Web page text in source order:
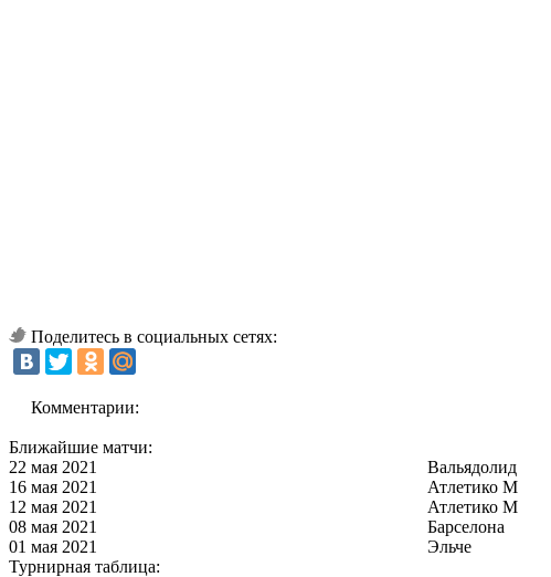
Поделитесь в социальных сетях:
Комментарии:
Ближайшие матчи:
22 мая 2021
Вальядолид
16 мая 2021
Атлетико М
12 мая 2021
Атлетико М
08 мая 2021
Барселона
01 мая 2021
Эльче
Турнирная таблица: